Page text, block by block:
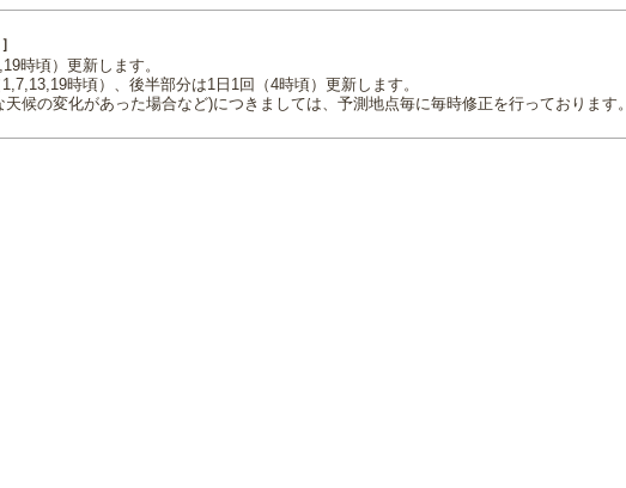
時頃）更新します。
時頃）、後半部分は1日1回（4時頃）更新します。
候の変化があった場合など)につきましては、予測地点毎に毎時修正を行っております。